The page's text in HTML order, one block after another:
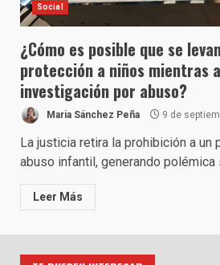
Social
¿Cómo es posible que se
protección a niños mientras
investigación por abuso?
Maria Sánchez Peña 9 de
La justicia retira la prohibición a un
abuso infantil, generando polémica
Leer Más